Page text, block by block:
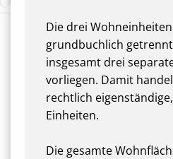
Die drei
grundbuchlich
insgesamt drei
vorliegen. Damit
rechtlich
Einheiten.
Die gesamte